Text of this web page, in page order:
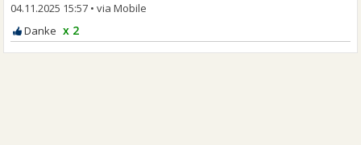
04.11.2025 15:57 •
x 2